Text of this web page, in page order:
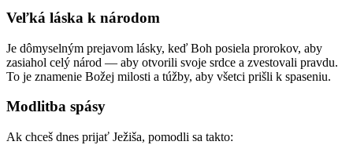
Veľká láska k národom
Je dômyselným prejavom lásky, keď Boh posiela prorokov, aby
zasiahol celý národ — aby otvorili svoje srdce a zvestovali pravdu.
To je znamenie Božej milosti a túžby, aby všetci prišli k spaseniu.
Modlitba spásy
Ak chceš dnes prijať Ježiša, pomodli sa takto: